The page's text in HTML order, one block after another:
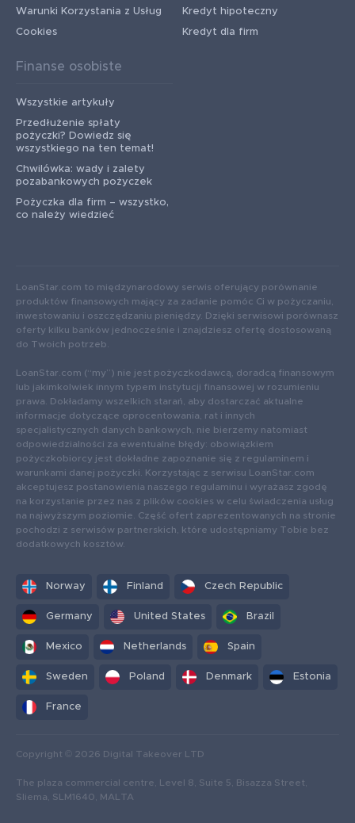
Warunki Korzystania z Usług
Cookies
Kredyt hipoteczny
Kredyt dla firm
Finanse osobiste
Wszystkie artykuły
Przedłużenie spłaty
pożyczki? Dowiedz się
wszystkiego na ten temat!
Chwilówka: wady i zalety
pozabankowych pożyczek
Pożyczka dla firm – wszystko,
co należy wiedzieć
LoanStar.com to międzynarodowy serwis oferujący porównanie
produktów finansowych mający za zadanie pomóc Ci w pożyczaniu,
inwestowaniu i oszczędzaniu pieniędzy. Dzięki serwisowi porównasz
oferty kilku banków jednocześnie i znajdziesz ofertę dostosowaną
do Twoich potrzeb.
LoanStar.com (“my”) nie jest pożyczkodawcą, doradcą finansowym
lub jakimkolwiek innym typem instytucji finansowej w rozumieniu
prawa. Dokładamy wszelkich starań, aby dostarczać aktualne
informacje dotyczące oprocentowania, rat i innych
specjalistycznych danych bankowych, nie bierzemy natomiast
odpowiedzialności za ewentualne błędy: obowiązkiem
pożyczkobiorcy jest dokładne zapoznanie się z regulaminem i
warunkami danej pożyczki. Korzystając z serwisu LoanStar.com
akceptujesz postanowienia naszego regulaminu i wyrażasz zgodę
na korzystanie przez nas z plików cookies w celu świadczenia usług
na najwyższym poziomie. Część ofert zaprezentowanych na stronie
pochodzi z serwisów partnerskich, które udostępniamy Tobie bez
dodatkowych kosztów.
Norway Finland Czech Republic
Germany United States Brazil
Mexico Netherlands Spain
Sweden Poland Denmark Estonia
France
Copyright © 2026 Digital Takeover LTD
The plaza commercial centre, Level 8, Suite 5, Bisazza Street,
Sliema, SLM1640, MALTA